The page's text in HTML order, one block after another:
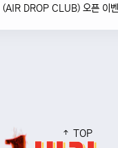
(AIR DROP CLUB) 오픈 이
TOP